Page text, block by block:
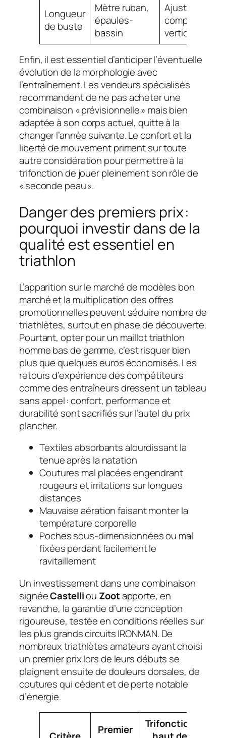
Longueur
de buste
Mètre ruban,
épaules-
bassin
Ajuste la
compression
verticale
Enfin, il est essentiel d’anticiper l’éventuelle
évolution de la morphologie avec
l’entraînement. Les vendeurs spécialisés
recommandent de ne pas acheter une
combinaison « prévisionnelle » mais bien
adaptée à son corps actuel, quitte à la
changer l’année suivante. Le confort et la
liberté de mouvement priment sur toute
autre considération pour permettre à la
trifonction de jouer pleinement son rôle de
« seconde peau ».
Danger des premiers prix :
pourquoi investir dans de la
qualité est essentiel en
triathlon
L’apparition sur le marché de modèles bon
marché et la multiplication des offres
promotionnelles peuvent séduire nombre de
triathlètes, surtout en phase de découverte.
Pourtant, opter pour un maillot triathlon
homme bas de gamme, c’est risquer bien
plus que quelques euros économisés. Les
retours d’expérience des compétiteurs
comme des entraîneurs dressent un tableau
sans appel : confort, performance et
durabilité sont sacrifiés sur l’autel du prix
plancher.
Textiles absorbants alourdissant la
tenue après la natation
Coutures mal placées engendrant
rougeurs et irritations sur longues
distances
Mauvaise aération faisant monter la
température corporelle
Poches sous-dimensionnées ou mal
fixées perdant facilement le
ravitaillement
Un investissement dans une combinaison
signéeCastelliou Zootapporte, en
revanche, la garantie d’une conception
rigoureuse, testée en conditions réelles sur
les plus grands circuits IRONMAN. De
nombreux triathlètes amateurs ayant choisi
un premier prix lors de leurs débuts se
plaignent ensuite de douleurs dorsales, de
coutures qui cèdent et de perte notable
d’énergie.
Premier
Trifonction